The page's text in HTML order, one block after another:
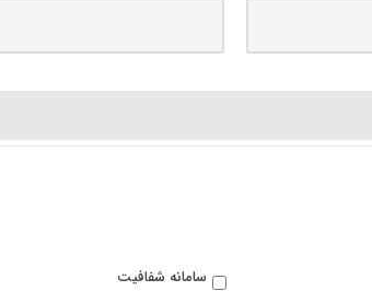
سامانه شفافیت